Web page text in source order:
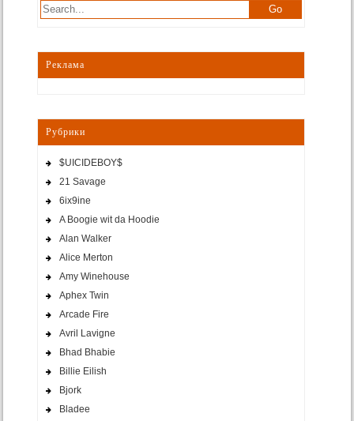
Реклама
Рубрики
$UICIDEBOY$
21 Savage
6ix9ine
A Boogie wit da Hoodie
Alan Walker
Alice Merton
Amy Winehouse
Aphex Twin
Arcade Fire
Avril Lavigne
Bhad Bhabie
Billie Eilish
Bjork
Bladee